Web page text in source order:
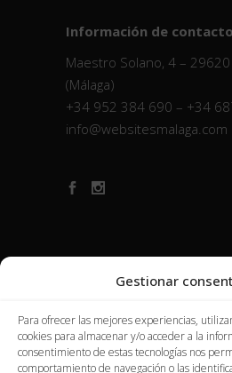
Gestionar
Para ofrecer las mejores experiencias,
cookies para almacenar y/o acceder a la
consentimiento de estas tecnologías nos
comportamiento de navegación o las
Información de contacto
Maestro Solano, 4 –
(Málaga)
+34 952 384 690 – +34
info@websitesmalaga.com